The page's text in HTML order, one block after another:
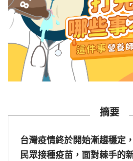
摘要
台灣疫情終於開始漸趨穩定
民眾接種疫苗，面對棘手的